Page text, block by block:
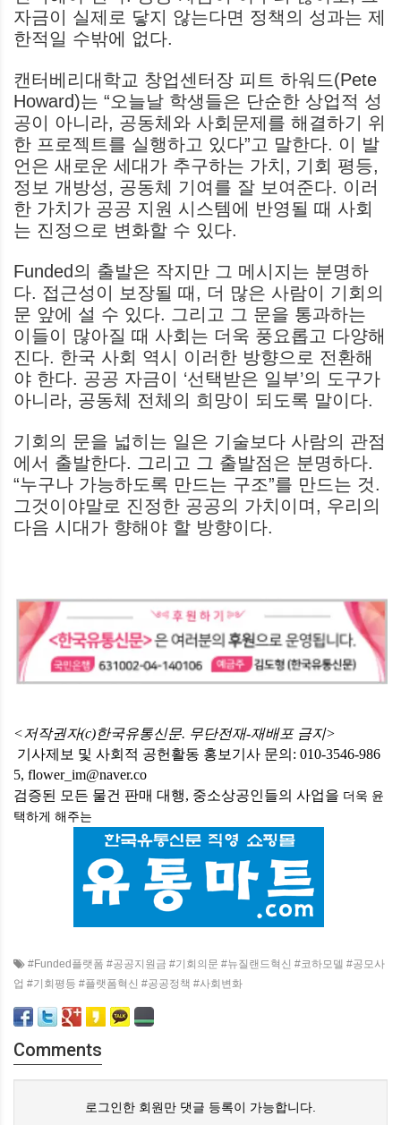
자금이 실제로 닿지 않는다면 정책의 성과는 제
한적일 수밖에 없다.
캔터베리대학교 창업센터장 피트 하워드(Pete
Howard)는 “오늘날 학생들은 단순한 상업적 성
공이 아니라, 공동체와 사회문제를 해결하기 위
한 프로젝트를 실행하고 있다”고 말한다. 이 발
언은 새로운 세대가 추구하는 가치, 기회 평등,
정보 개방성, 공동체 기여를 잘 보여준다. 이러
한 가치가 공공 지원 시스템에 반영될 때 사회
는 진정으로 변화할 수 있다.
Funded의 출발은 작지만 그 메시지는 분명하
다. 접근성이 보장될 때, 더 많은 사람이 기회의
문 앞에 설 수 있다. 그리고 그 문을 통과하는
이들이 많아질 때 사회는 더욱 풍요롭고 다양해
진다. 한국 사회 역시 이러한 방향으로 전환해
야 한다. 공공 자금이 ‘선택받은 일부’의 도구가
아니라, 공동체 전체의 희망이 되도록 말이다.
기회의 문을 넓히는 일은 기술보다 사람의 관점
에서 출발한다. 그리고 그 출발점은 분명하다.
“누구나 가능하도록 만드는 구조”를 만드는 것.
그것이야말로 진정한 공공의 가치이며, 우리의
다음 시대가 향해야 할 방향이다.
<저작권자(c)한국유통신문. 무단전재-재배포 금지>
기사제보 및 사회적 공헌활동 홍보기사 문의: 010-3546-986
5, flower_im@naver.co
검증된 모든 물건 판매 대행, 중소상공인들의 사업을 더욱 윤
택하게 해주는
#Funded플랫폼 #공공지원금 #기회의문 #뉴질랜드혁신 #코하모델 #공모사
업 #기회평등 #플랫폼혁신 #공공정책 #사회변화
Comments
로그인한 회원만 댓글 등록이 가능합니다.